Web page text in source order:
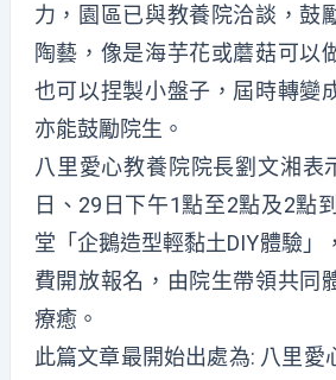
力，園區已與教養院洽談，鼓
陶藝，像是海芋花或蘑菇可以
也可以捏製小盤子，屆時轉變
亦能鼓勵院生。
八里愛心教養院院長劉文湘表
日、29日下午1點至2點及2點
堂「企鵝造型輕黏土DIY體驗」
費開放報名，由院生帶領共同
療癒。
此篇文章最開始出處為: 八里愛